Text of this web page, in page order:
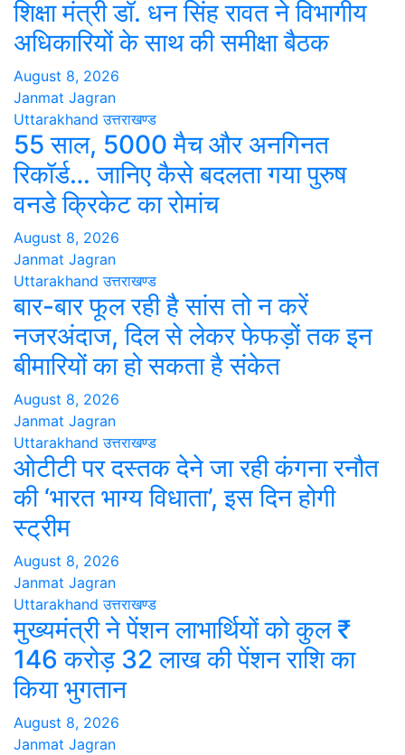
शिक्षा मंत्री डॉ. धन सिंह रावत ने विभागीय
अधिकारियों के साथ की समीक्षा बैठक
August 8, 2026
Janmat Jagran
Uttarakhand उत्तराखण्ड
55 साल, 5000 मैच और अनगिनत
रिकॉर्ड… जानिए कैसे बदलता गया पुरुष
वनडे क्रिकेट का रोमांच
August 8, 2026
Janmat Jagran
Uttarakhand उत्तराखण्ड
बार-बार फूल रही है सांस तो न करें
नजरअंदाज, दिल से लेकर फेफड़ों तक इन
बीमारियों का हो सकता है संकेत
August 8, 2026
Janmat Jagran
Uttarakhand उत्तराखण्ड
ओटीटी पर दस्तक देने जा रही कंगना रनौत
की ‘भारत भाग्य विधाता’, इस दिन होगी
स्ट्रीम
August 8, 2026
Janmat Jagran
Uttarakhand उत्तराखण्ड
मुख्यमंत्री ने पेंशन लाभार्थियों को कुल ₹
146 करोड़ 32 लाख की पेंशन राशि का
किया भुगतान
August 8, 2026
Janmat Jagran